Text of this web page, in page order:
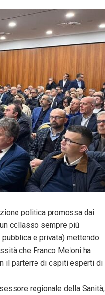
politica promossa dai
collasso sempre più
e privata) mettendo
che Franco Meloni ha
il parterre di ospiti esperti di
regionale della Sanità,